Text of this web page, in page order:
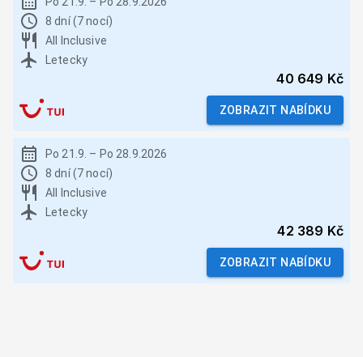
8 dní (7 nocí)
All Inclusive
Letecky
40 649 Kč
ZOBRAZIT NABÍDKU
Po 21.9. – Po 28.9.2026
8 dní (7 nocí)
All Inclusive
Letecky
42 389 Kč
ZOBRAZIT NABÍDKU